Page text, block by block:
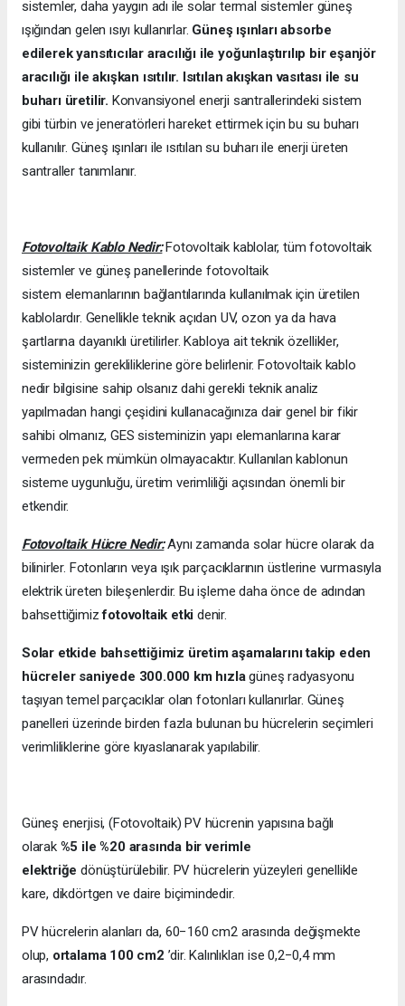
sistemler, daha yaygın adı ile solar termal sistemler güneş
ışığından gelen ısıyı kullanırlar. Güneş ışınları absorbe
edilerek yansıtıcılar aracılığı ile yoğunlaştırılıp bir eşanjör
aracılığı ile akışkan ısıtılır. Isıtılan akışkan vasıtası ile su
buharı üretilir. Konvansiyonel enerji santrallerindeki sistem
gibi türbin ve jeneratörleri hareket ettirmek için bu su buharı
kullanılır. Güneş ışınları ile ısıtılan su buharı ile enerji üreten
santraller tanımlanır.
Fotovoltaik Kablo Nedir:Fotovoltaik kablolar, tüm fotovoltaik
sistemler ve güneş panellerinde fotovoltaik
sistem elemanlarının bağlantılarında kullanılmak için üretilen
kablolardır. Genellikle teknik açıdan UV, ozon ya da hava
şartlarına dayanıklı üretilirler. Kabloya ait teknik özellikler,
sisteminizin gerekliliklerine göre belirlenir. Fotovoltaik kablo
nedir bilgisine sahip olsanız dahi gerekli teknik analiz
yapılmadan hangi çeşidini kullanacağınıza dair genel bir fikir
sahibi olmanız, GES sisteminizin yapı elemanlarına karar
vermeden pek mümkün olmayacaktır. Kullanılan kablonun
sisteme uygunluğu, üretim verimliliği açısından önemli bir
etkendir.
Fotovoltaik Hücre Nedir:Aynı zamanda solar hücre olarak da
bilinirler. Fotonların veya ışık parçacıklarının üstlerine vurmasıyla
elektrik üreten bileşenlerdir. Bu işleme daha önce de adından
bahsettiğimizfotovoltaik etkidenir.
Solar etkide bahsettiğimiz üretim aşamalarını takip eden
hücreler saniyede 300.000 km hızlagüneş radyasyonu
taşıyan temel parçacıklar olan fotonları kullanırlar. Güneş
panelleri üzerinde birden fazla bulunan bu hücrelerin seçimleri
verimliliklerine göre kıyaslanarak yapılabilir.
Güneş enerjisi, (Fotovoltaik) PV hücrenin yapısına bağlı
olarak %5 ile %20 arasında bir verimle
elektriğedönüştürülebilir. PV hücrelerin yüzeyleri genellikle
kare, dikdörtgen ve daire biçimindedir.
PV hücrelerin alanları da, 60−160 cm2 arasında değişmekte
olup, ortalama 100 cm2 ’dir. Kalınlıkları ise 0,2−0,4 mm
arasındadır.